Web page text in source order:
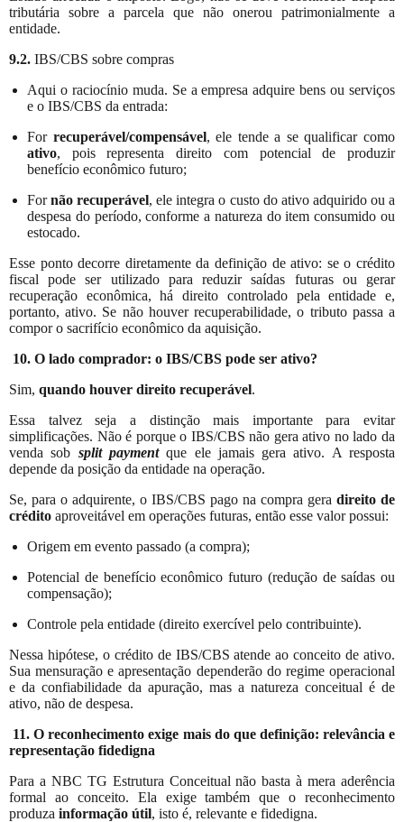
tributária sobre a parcela que não onerou patrimonialmente a
entidade.
9.2. IBS/CBS sobre compras
Aqui o raciocínio muda. Se a empresa adquire bens ou serviços
e o IBS/CBS da entrada:
For recuperável/compensável, ele tende a se qualificar como
ativo, pois representa direito com potencial de produzir
benefício econômico futuro;
Fornão recuperável, ele integra o custo do ativo adquirido ou a
despesa do período, conforme a natureza do item consumido ou
estocado.
Esse ponto decorre diretamente da definição de ativo: se o crédito
fiscal pode ser utilizado para reduzir saídas futuras ou gerar
recuperação econômica, há direito controlado pela entidade e,
portanto, ativo. Se não houver recuperabilidade, o tributo passa a
compor o sacrifício econômico da aquisição.
10. O lado comprador: o IBS/CBS pode ser ativo?
Sim, quando houver direito recuperável.
Essa talvez seja a distinção mais importante para evitar
simplificações. Não é porque o IBS/CBS não gera ativo no lado da
venda sob split paymentque ele jamais gera ativo. A resposta
depende da posição da entidade na operação.
Se, para o adquirente, o IBS/CBS pago na compra gera direito de
crédito aproveitável em operações futuras, então esse valor possui:
Origem em evento passado (a compra);
Potencial de benefício econômico futuro (redução de saídas ou
compensação);
Controle pela entidade (direito exercível pelo contribuinte).
Nessa hipótese, o crédito de IBS/CBS atende ao conceito de ativo.
Sua mensuração e apresentação dependerão do regime operacional
e da confiabilidade da apuração, mas a natureza conceitual é de
ativo, não de despesa.
11. O reconhecimento exige mais do que definição: relevância e
representação fidedigna
Para a NBC TG Estrutura Conceitual não basta à mera aderência
formal ao conceito. Ela exige também que o reconhecimento
produza informação útil, isto é, relevante e fidedigna.